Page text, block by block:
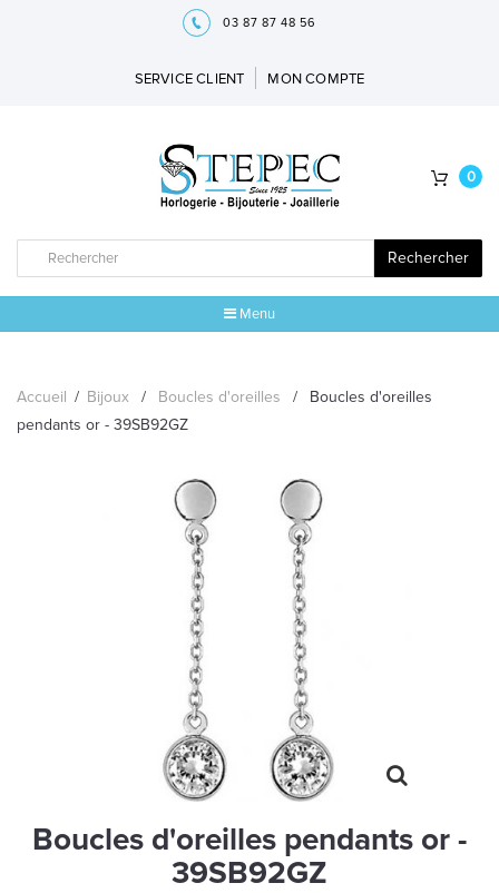
03 87 87 48 56
SERVICE CLIENT MON COMPTE
Rechercher
0
Menu
MONTRES
LES GEORGETTES
SWAROVSKI
BONNES AFFAIRES
CARTES CADEAUX
IDÉE CADEAUX
QUI SOMMES NOUS
Accueil / Bijoux / Boucles d'oreilles /
Boucles d'oreilles
pendants or - 39SB92GZ
Boucles d'oreilles pendants or -
39SB92GZ